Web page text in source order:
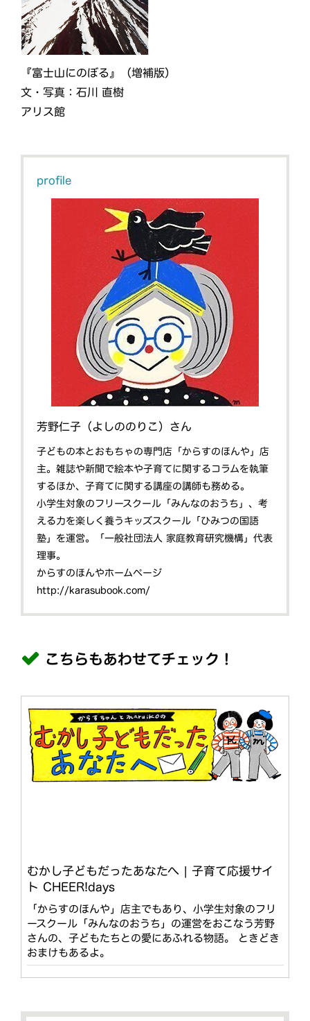
『富士山にのぼる』（増補版）
文・写真：石川 直樹
アリス館
profile
芳野仁子（よしののりこ）さん
子どもの本とおもちゃの専門店「からすのほんや」店
主。雑誌や新聞で絵本や子育てに関するコラムを執筆
するほか、子育てに関する講座の講師も務める。
小学生対象のフリースクール「みんなのおうち」、考
える力を楽しく養うキッズスクール「ひみつの国語
塾」を運営。「一般社団法人 家庭教育研究機構」代表
理事。
からすのほんやホームページ
http://karasubook.com/
こちらもあわせてチェック！
むかし子どもだったあなたへ | 子育て応援サイ
ト CHEER!days
「からすのほんや」店主でもあり、小学生対象のフリ
ースクール「みんなのおうち」の運営をおこなう芳野
さんの、子どもたちとの愛にあふれる物語。 ときどき
おまけもあるよ。